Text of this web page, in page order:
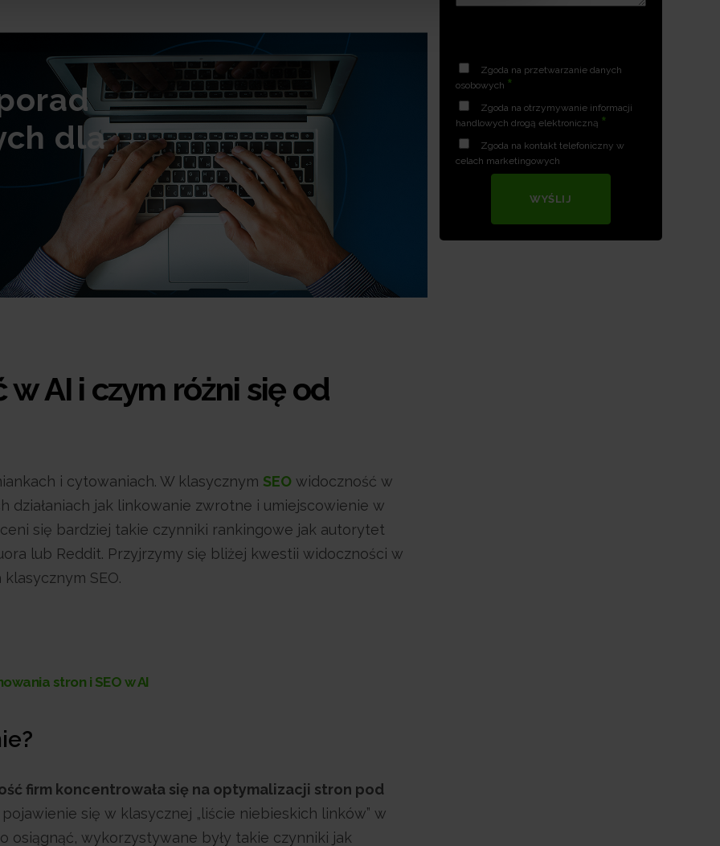
dla
AI i czym różni się od
i cytowaniach. W klasycznym SEO widoczność w
działaniach jak linkowanie zwrotne i umiejscowienie w
się bardziej takie czynniki rankingowe jak autorytet
lub Reddit. Przyjrzymy się bliżej kwestii widoczności w
SEO.
stron i SEO w AI
firm koncentrowała się na optymalizacji stron pod
się w klasycznej „liście niebieskich linków” w
osiągnąć, wykorzystywane były takie czynniki jak
Zgoda na przetwarzanie danych
osobowych *
Zgoda na otrzymywanie informacji
handlowych drogą elektroniczną *
Zgoda na kontakt telefoniczny w
celach marketingowych
WYŚLIJ